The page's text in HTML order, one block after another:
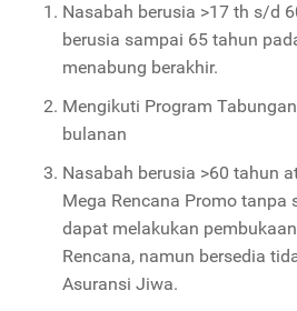
Nasabah berusia >17 th s/d
berusia sampai 65 tahun
menabung berakhir.
Mengikuti Program
bulanan
Nasabah berusia >60 tahun
Mega Rencana Promo tanpa
dapat melakukan
Rencana, namun bersedia
Asuransi Jiwa.